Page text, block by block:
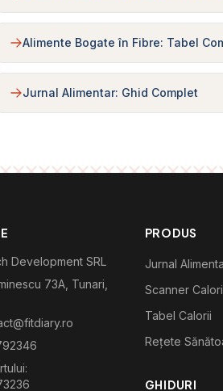
Alimente Bogate în Fibre: Tabel
Jurnal Alimentar: Ghid Complet
Development SRL
73A, Tunari,
PRODUS
Jurnal
Scanner
Tabel Calorii
Rețete
GHIDURI